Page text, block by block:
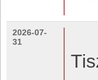
2026-07-
31